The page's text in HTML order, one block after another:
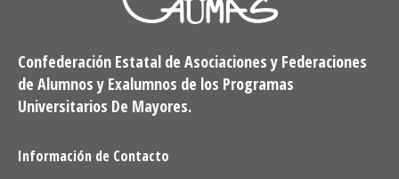
Confederación Estatal de Asociaciones y Federaciones
de Alumnos y Exalumnos de los Programas
Universitarios De Mayores.
Información de Contacto